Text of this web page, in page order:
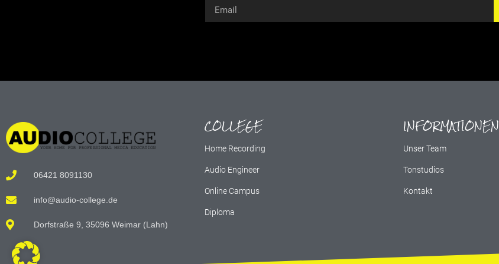
06421 8091130
info@audio-college.de
Dorfstraße 9, 35096 Weimar (Lahn)
COLLEGE
Home Recording
Audio Engineer
Online Campus
Diploma
INFORMATIONEN
Unser Team
Tonstudios
Kontakt